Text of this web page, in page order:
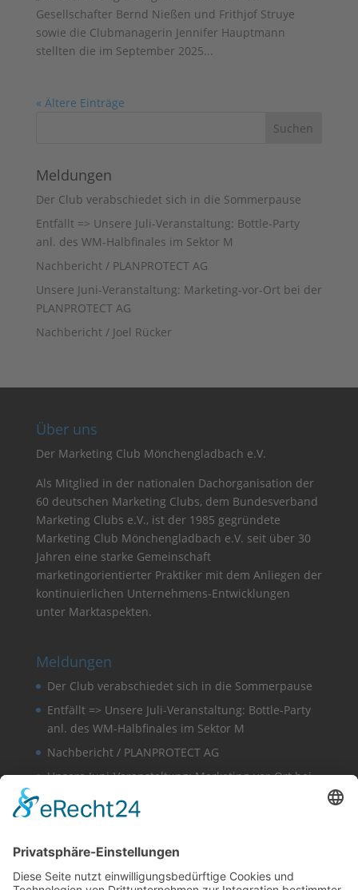
Gesellschafter Bernd Nießen und Frithjof Struye
sowie die Clubmanagerin Jennifer Hauptmann
stellten die im September 2025...
« Ältere Einträge
Meldungen
Der Club verabschiedet sich in die Sommerpause
Entfällt => Unsere Juli-Veranstaltung: Bottle-Party
anl. des WM-Halbfinales im Sektor M
Nachbericht / PLANPROTECT AG
Unsere Juni-Veranstaltung: Marketing-vor-Ort bei der
PLANPROTECT AG
Nachbericht / Joel Rücker
Über uns
Der Marketing Club Mönchengladbach e.V.
Als Mitglied in der nationalen Dachorganisation der
60 deutschen Marketing Clubs, dem Bundesverband
Marketing Clubs e.V., ist der 1985 gegründete
Marketing Club Mönchengladbach e.V. seit über 30
Jahren eine starke Gemeinschaft
marketingorientierter Praktiker mit dem Anliegen der
kontinuierlichen Unternehmens-Entwicklungen
unter Marktaspekten.
Meldungen
Der Club verabschiedet sich in die Sommerpause
Entfällt => Unsere Juli-Veranstaltung: Bottle-Party
anl. des WM-Halbfinales im Sektor M
Nachbericht / PLANPROTECT AG
Unsere Juni-Veranstaltung: Marketing-vor-Ort bei
Nachbericht / Joel Rücker
Sonstige Finden